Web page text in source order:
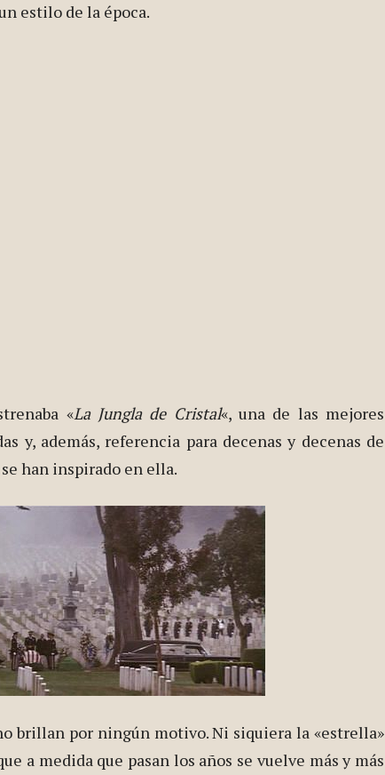
estilo de la época.
«La Jungla de Cristal«, una de las mejores
y, además, referencia para decenas y decenas de
han inspirado en ella.
brillan por ningún motivo. Ni siquiera la «estrella»
a medida que pasan los años se vuelve más y más